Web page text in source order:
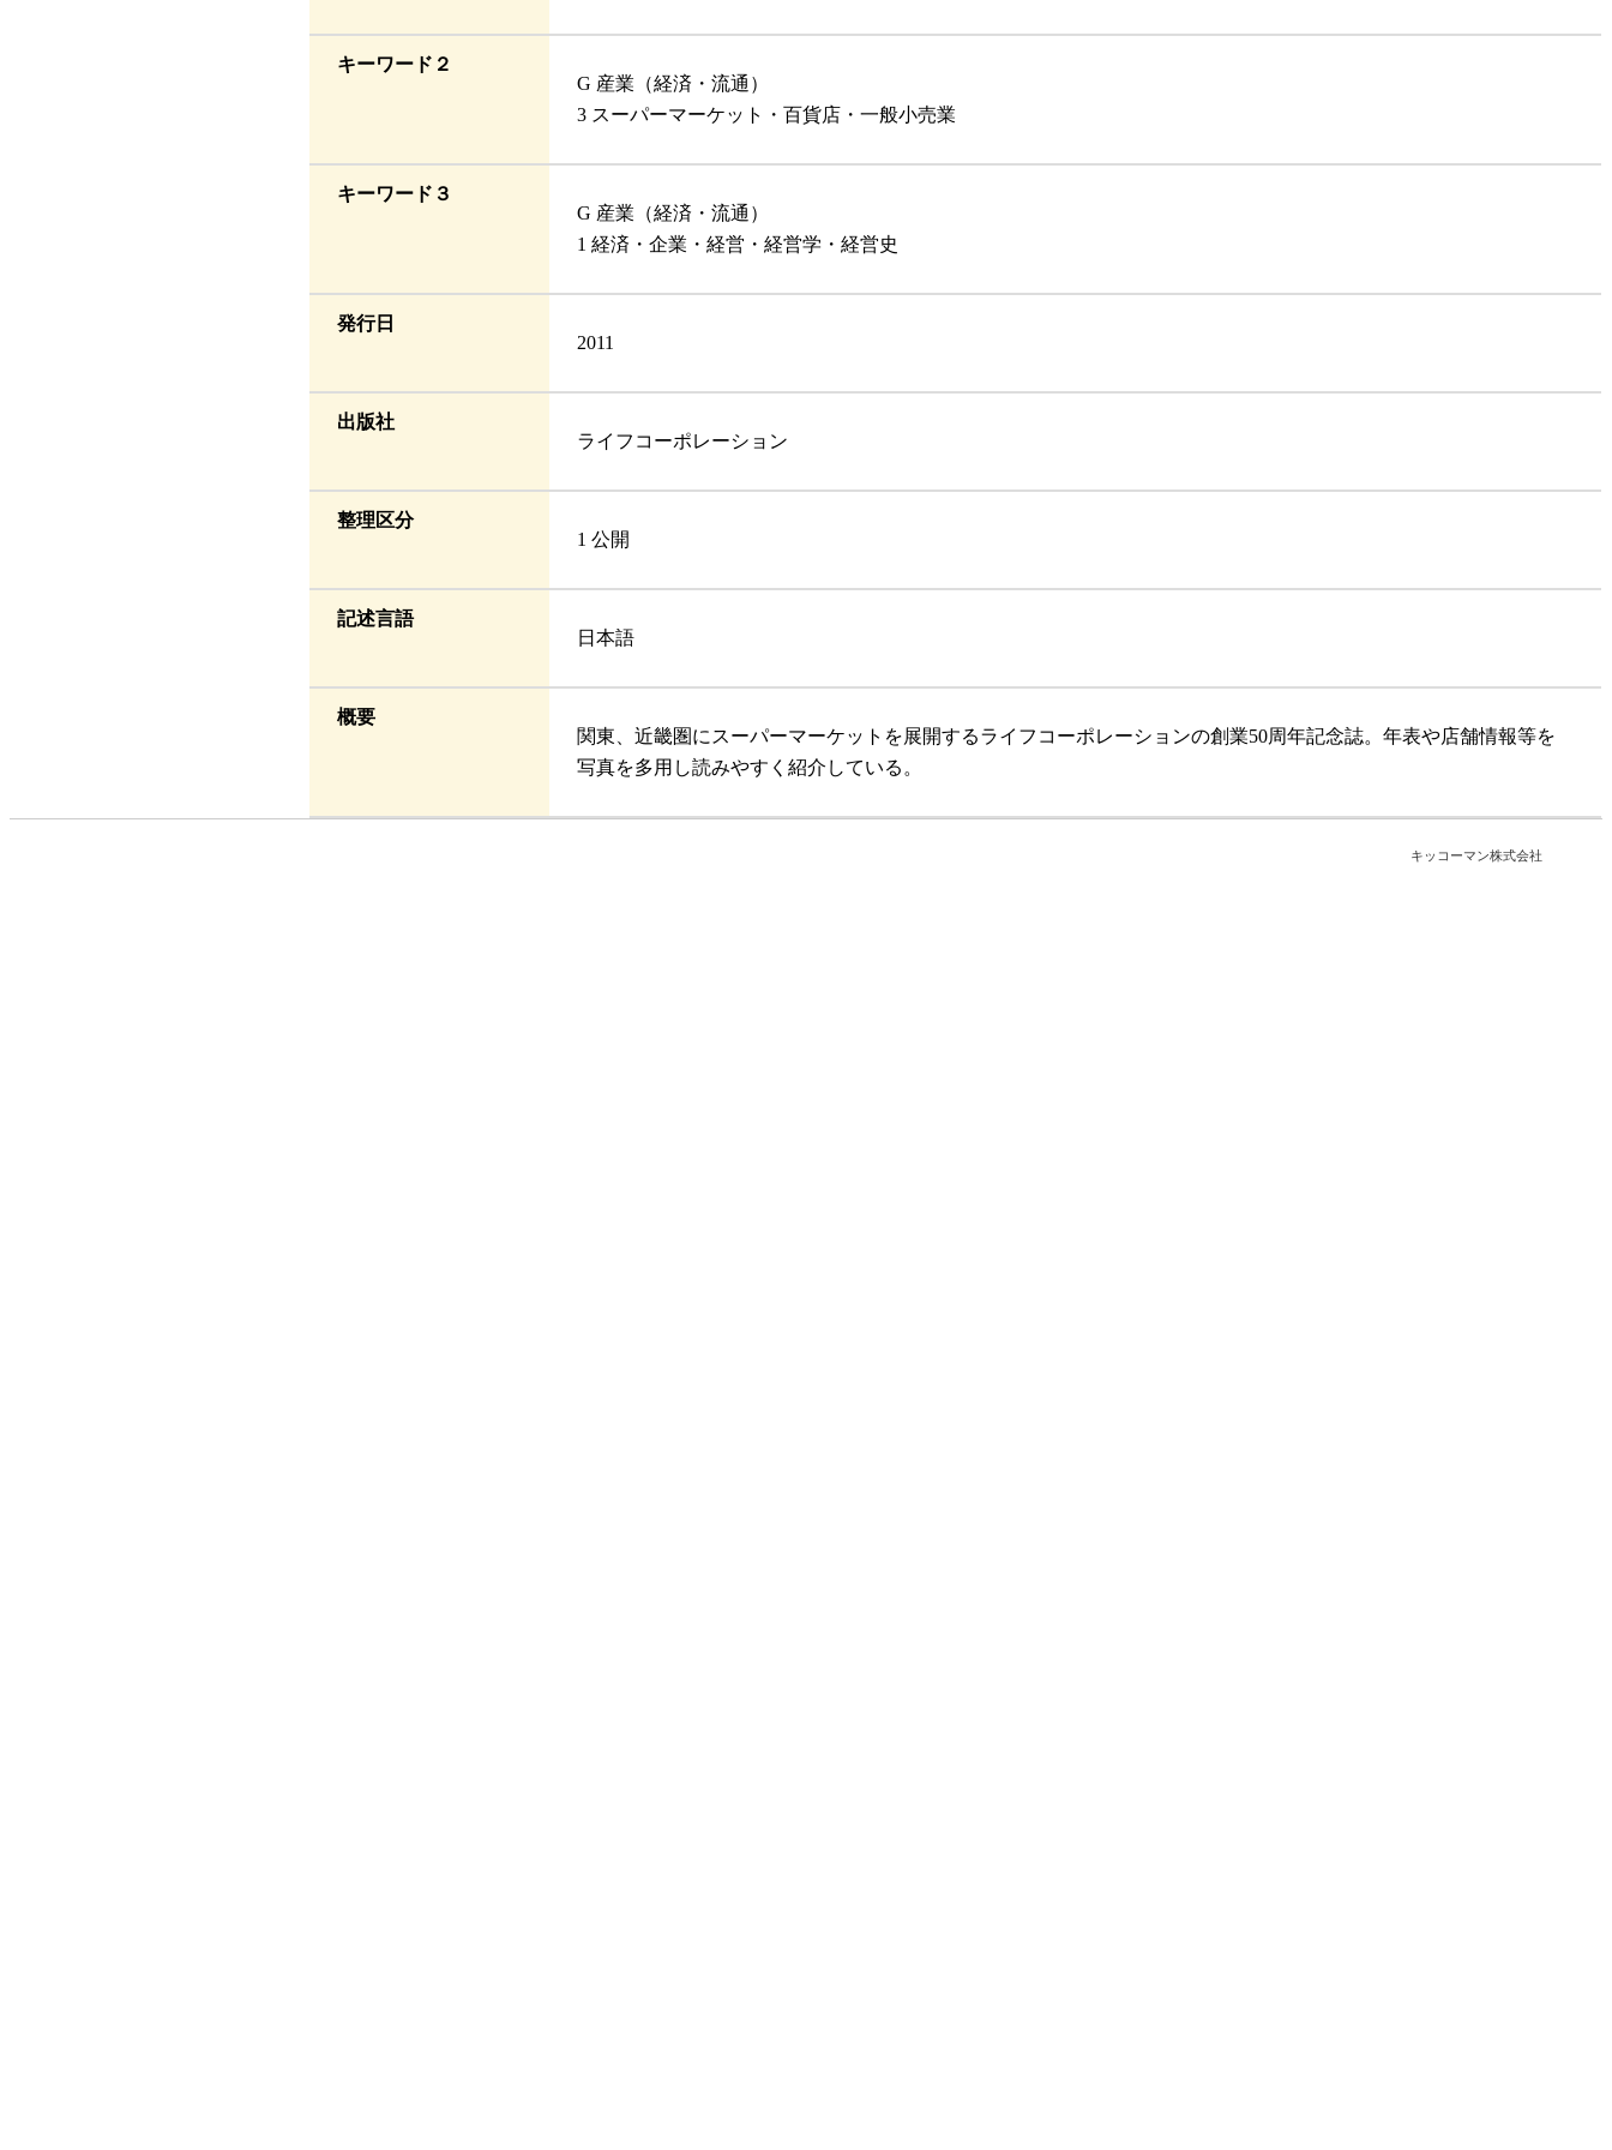
キーワード２
G 産業（経済・流通）
3 スーパーマーケット・百貨店・一般小売業
キーワード３
G 産業（経済・流通）
1 経済・企業・経営・経営学・経営史
発行日
2011
出版社
ライフコーポレーション
整理区分
1 公開
記述言語
日本語
概要
関東、近畿圏にスーパーマーケットを展開するライフコーポレーションの創業50周年記念誌。年表や店舗情報等を
写真を多用し読みやすく紹介している。
キッコーマン株式会社